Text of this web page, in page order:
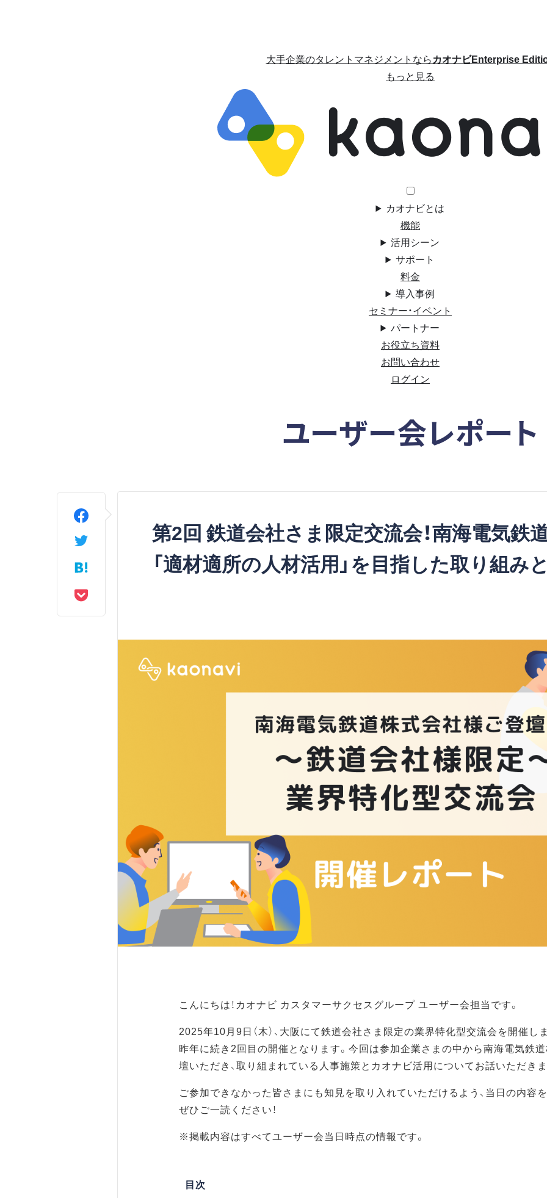
大手企業のタレントマネジメントならカオナビEnterprise
もっと見る
カオナビとは
機能
活用シーン
サポート
料金
導入事例
セミナー・イベント
パートナー
お役立ち資料
お問い合わせ
ログイン
ユーザー会レポート
第2回 鉄道会社さま限定交流会！南海電気鉄
「適材適所の人材活用」を目指した取り組み
こんにちは！カオナビ カスタマーサクセスグループ ユーザー会担当です。
2025年10月9日（木）、大阪にて鉄道会社さま限定の業界特化型交流会を開催し
昨年に続き2回目の開催となります。今回は参加企業さまの中から南海電気鉄
壇いただき、取り組まれている人事施策とカオナビ活用についてお話いただき
ご参加できなかった皆さまにも知見を取り入れていただけるよう、当日の内容
ぜひご一読ください！
※掲載内容はすべてユーザー会当日時点の情報です。